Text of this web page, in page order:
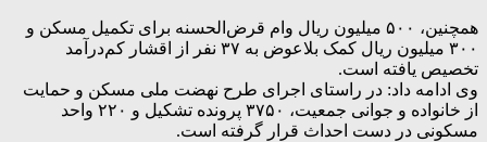
همچنین، ۵۰۰ میلیون ریال وام قرض‌الحسنه برای تکمیل مسکن و
۳۰۰ میلیون ریال کمک بلاعوض به ۳۷ نفر از اقشار کم‌درآمد
تخصیص یافته است.
وی ادامه داد: در راستای اجرای طرح نهضت ملی مسکن و حمایت
از خانواده و جوانی جمعیت، ۳۷۵۰ پرونده تشکیل و ۲۲۰ واحد
مسکونی در دست احداث قرار گرفته است.